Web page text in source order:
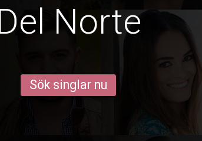
Norte
Sök singlar nu